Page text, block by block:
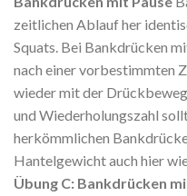
zeitlichen Ablauf her
Squats. Bei Bankdrücken
nach einer vorbestimmten
wieder mit der
und Wiederholungszahl
herkömmlichen
Hantelgewicht auch hier
Übung C: Bankdrücken